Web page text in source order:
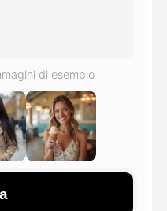
di esempio